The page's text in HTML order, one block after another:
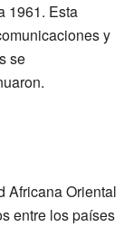
1961. Esta
y
se
Africana Oriental
entre los países